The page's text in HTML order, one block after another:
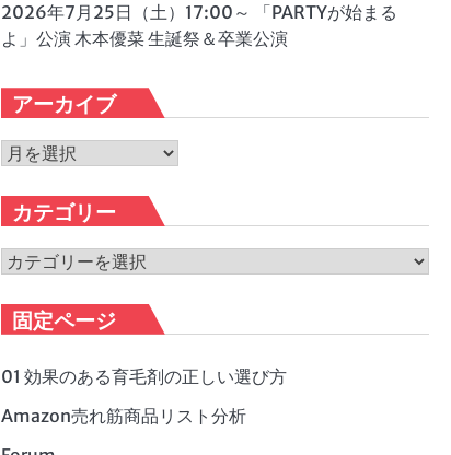
2026年7月25日（土）17:00～ 「PARTYが始まる
よ」公演 木本優菜 生誕祭＆卒業公演
アーカイブ
ア
カ
イ
ブ
カテゴリー
カ
ゴ
リ
ー
固定ページ
01 効果のある育毛剤の正しい選び方
Amazon売れ筋商品リスト分析